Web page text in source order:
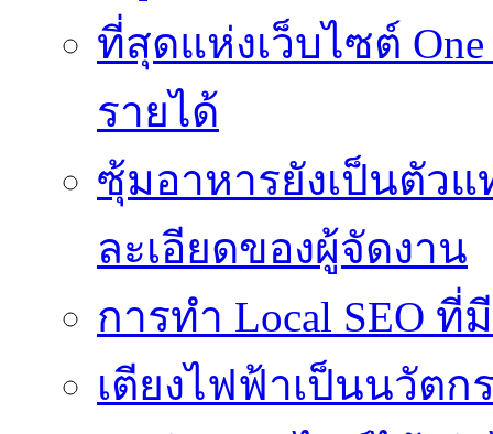
ที่สุดแห่งเว็บไซต์ One
รายได้
ซุ้มอาหารยังเป็นตัว
ละเอียดของผู้จัดงาน
การทำ Local SEO
เตียงไฟฟ้าเป็นนวัต